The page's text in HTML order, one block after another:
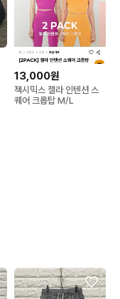
13,000원
젝시믹스 젤라 인텐션 스
퀘어 크롭탑 M/L